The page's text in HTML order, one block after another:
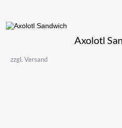
Axolotl
zzgl. Versand